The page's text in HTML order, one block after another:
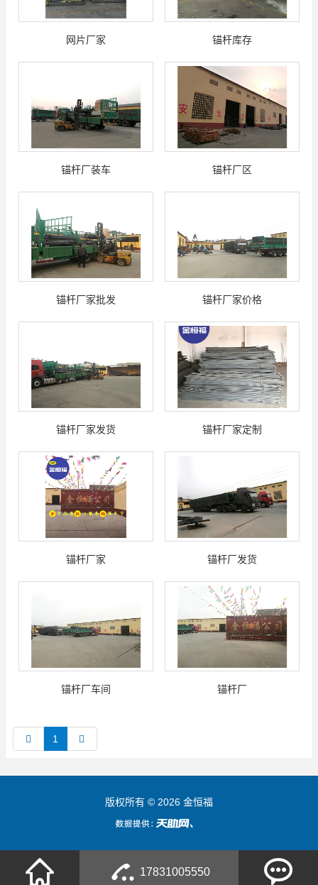
网片厂家 锚杆库存
锚杆厂装车 锚杆厂区
锚杆厂家批发 锚杆厂家价格
锚杆厂家发货 锚杆厂家定制
锚杆厂家 锚杆厂发货
锚杆厂车间 锚杆厂
1
17831005550
版权所有 © 2026 金恒福